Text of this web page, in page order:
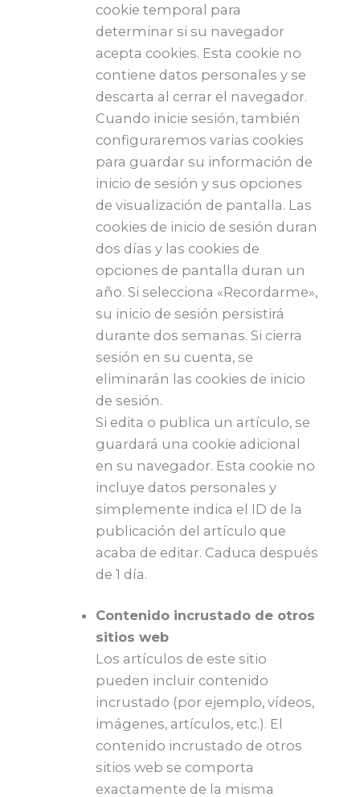
cookie temporal para
determinar si su navegador
acepta cookies. Esta cookie no
contiene datos personales y se
descarta al cerrar el navegador.
Cuando inicie sesión, también
configuraremos varias cookies
para guardar su información de
inicio de sesión y sus opciones
de visualización de pantalla. Las
cookies de inicio de sesión duran
dos días y las cookies de
opciones de pantalla duran un
año. Si selecciona «Recordarme»,
su inicio de sesión persistirá
durante dos semanas. Si cierra
sesión en su cuenta, se
eliminarán las cookies de inicio
de sesión.
Si edita o publica un artículo, se
guardará una cookie adicional
en su navegador. Esta cookie no
incluye datos personales y
simplemente indica el ID de la
publicación del artículo que
acaba de editar. Caduca después
de 1 día.
Contenido incrustado de otros
sitios web
Los artículos de este sitio
pueden incluir contenido
incrustado (por ejemplo, vídeos,
imágenes, artículos, etc.). El
contenido incrustado de otros
sitios web se comporta
exactamente de la misma